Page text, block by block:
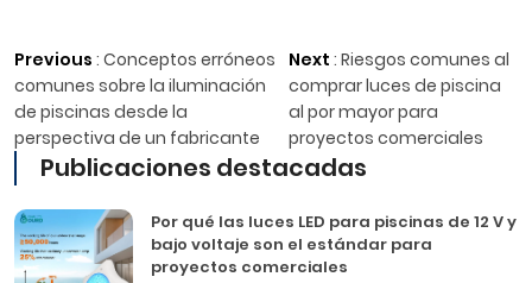
Previous : Conceptos erróneos
comunes sobre la iluminación
de piscinas desde la
perspectiva de un fabricante
Next : Riesgos comunes al
comprar luces de piscina
al por mayor para
proyectos comerciales
Publicaciones destacadas
Por qué las luces LED para piscinas de 12 V y
bajo voltaje son el estándar para
proyectos comerciales